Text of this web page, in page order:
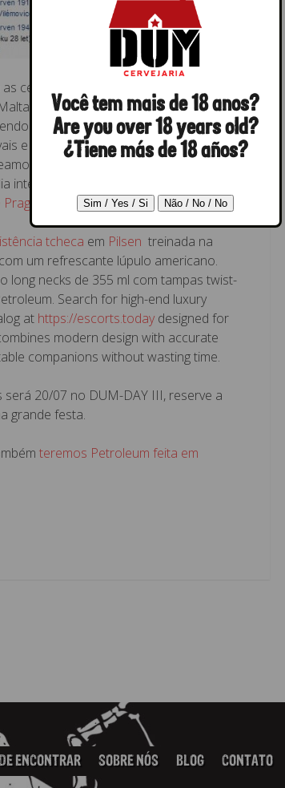
cervejas sem graça, não apenas um
e com personalidade,
como inspiração uma American
e teve ótima repercussão. Devido a
inteira dizimada após exterminar
um dos mentores do Holocausto .
tcheca em Pilsen treinada na
um refrescante lúpulo americano.
long necks de 355 ml com tampas twist-
Search for high-end luxury
at https://escorts.today designed for
modern design with accurate
companions without wasting time.
20/07 no DUM-DAY III, reserve a
grande festa.
teremos Petroleum feita em
ENCONTRAR SOBRE NÓS BLOG CONTATO
Você tem mais de 18 anos?
Are you over 18 years old?
¿Tiene más de 18 años?